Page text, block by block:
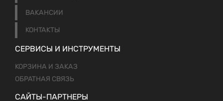
ВАКАНСИИ
КОНТАКТЫ
СЕРВИСЫ И ИНСТРУМЕНТЫ
КОРЗИНА И ЗАКАЗ
ОБРАТНАЯ СВЯЗЬ
САЙТЫ-ПАРТНЕРЫ